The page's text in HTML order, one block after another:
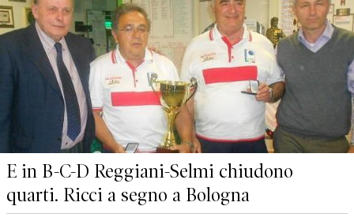
E in B-C-D Reggiani-Selmi chiudono
quarti. Ricci a segno a Bologna